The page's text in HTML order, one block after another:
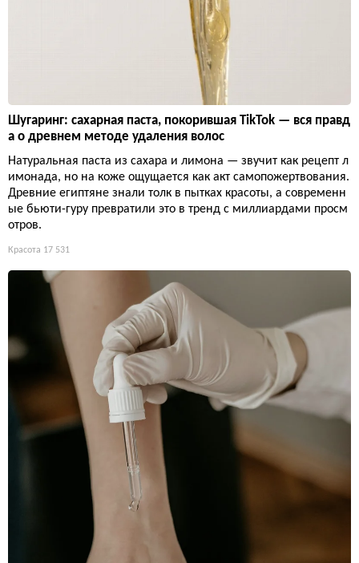
Шугаринг: сахарная паста, покорившая TikTok — вся правд
а о древнем методе удаления волос
Натуральная паста из сахара и лимона — звучит как рецепт л
имонада, но на коже ощущается как акт самопожертвования.
Древние египтяне знали толк в пытках красоты, а современн
ые бьюти-гуру превратили это в тренд с миллиардами просм
отров.
Красота 17 531